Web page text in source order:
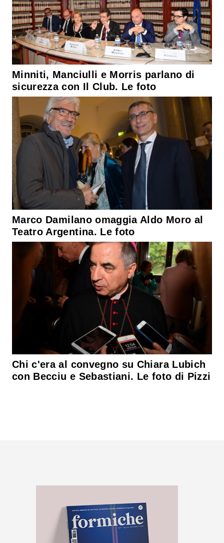
Minniti, Manciulli e Morris parlano di
sicurezza con Il Club. Le foto
Marco Damilano omaggia Aldo Moro al
Teatro Argentina. Le foto
Chi c'era al convegno su Chiara Lubich
con Becciu e Sebastiani. Le foto di Pizzi